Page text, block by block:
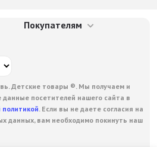
Покупателям
Детские товары ®. Мы получаем и
посетителей нашего сайта в
. Если вы не даете согласия на
данных, вам необходимо покинуть наш